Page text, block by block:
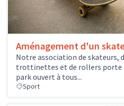
Aménagement d'un
Notre association de skateurs,
trottinettes et de rollers porte
park ouvert à tous...
Sport